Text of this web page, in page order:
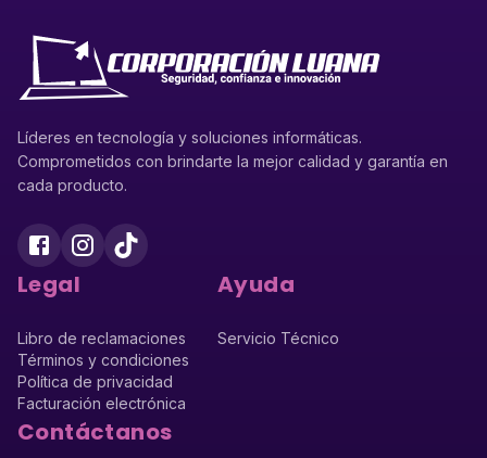
Líderes en tecnología y soluciones informáticas.
Comprometidos con brindarte la mejor calidad y garantía en
cada producto.
Legal
Libro de reclamaciones
Términos y condiciones
Política de privacidad
Facturación electrónica
Ayuda
Servicio Técnico
Contáctanos